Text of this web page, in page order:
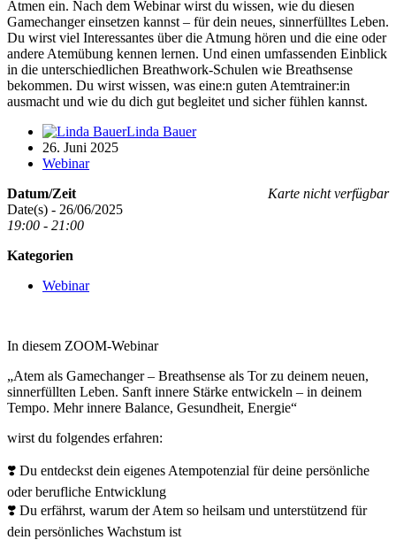
Atmen ein. Nach dem Webinar wirst du wissen, wie du diesen
Gamechanger einsetzen kannst – für dein neues, sinnerfülltes Leben.
Du wirst viel Interessantes über die Atmung hören und die eine oder
andere Atemübung kennen lernen. Und einen umfassenden Einblick
in die unterschiedlichen Breathwork-Schulen wie Breathsense
bekommen. Du wirst wissen, was eine:n guten Atemtrainer:in
ausmacht und wie du dich gut begleitet und sicher fühlen kannst.
Linda Bauer
26. Juni 2025
Webinar
Karte nicht verfügbar
Datum/Zeit
Date(s) - 26/06/2025
19:00 - 21:00
Kategorien
Webinar
In diesem ZOOM-Webinar
„Atem als Gamechanger – Breathsense als Tor zu deinem neuen,
sinnerfüllten Leben. Sanft innere Stärke entwickeln – in deinem
Tempo. Mehr innere Balance, Gesundheit, Energie“
wirst du folgendes erfahren:
❣️ Du entdeckst dein eigenes Atempotenzial für deine persönliche
oder berufliche Entwicklung
❣️ Du erfährst, warum der Atem so heilsam und unterstützend für
dein persönliches Wachstum ist